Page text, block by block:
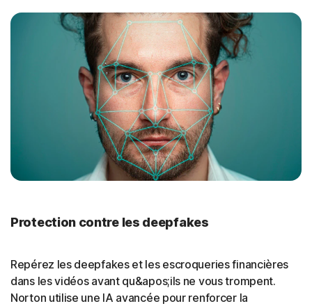
Protection contre les deepfakes
Repérez les deepfakes et les escroqueries financières
dans les vidéos avant qu&apos;ils ne vous trompent.
Norton utilise une IA avancée pour renforcer la